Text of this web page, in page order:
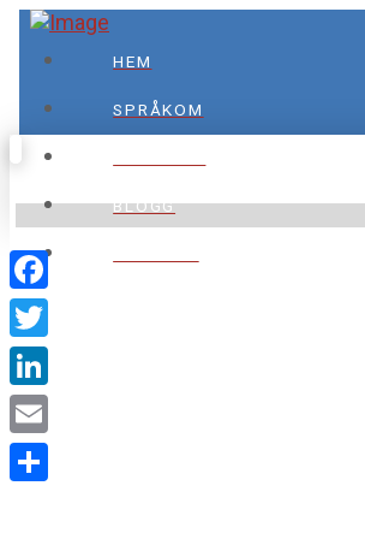
HEM
SPRÅKOM
BLOGG
Facebook
Twitter
LinkedIn
Email